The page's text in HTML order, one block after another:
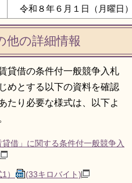
令和８年６月１日（月曜日
他の詳細情報
貸借の条件付一般競争入札
めとする以下の資料を確認
たり必要な様式は、以下よ
借」に関する条件付一般競争入
） (33キロバイト)